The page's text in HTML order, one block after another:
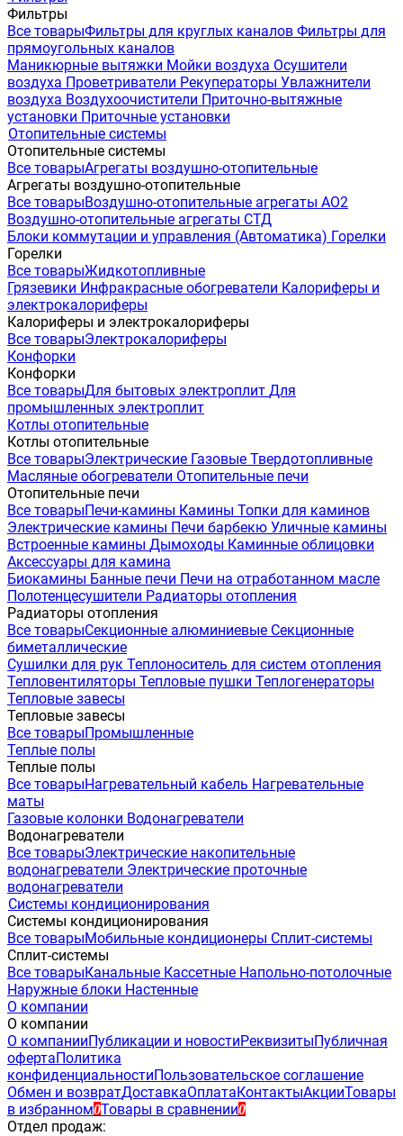
Фильтры
Все товарыФильтры для круглых каналов Фильтры для
прямоугольных каналов
Маникюрные вытяжки Мойки воздуха Осушители
воздуха Проветриватели Рекуператоры Увлажнители
воздуха Воздухоочистители Приточно-вытяжные
установки Приточные установки
Отопительные системы
Отопительные системы
Все товарыАгрегаты воздушно-отопительные
Агрегаты воздушно-отопительные
Все товарыВоздушно-отопительные агрегаты АО2
Воздушно-отопительные агрегаты СТД
Блоки коммутации и управления (Автоматика) Горелки
Горелки
Все товарыЖидкотопливные
Грязевики Инфракрасные обогреватели Калориферы и
электрокалориферы
Калориферы и электрокалориферы
Все товарыЭлектрокалориферы
Конфорки
Конфорки
Все товарыДля бытовых электроплит Для
промышленных электроплит
Котлы отопительные
Котлы отопительные
Все товарыЭлектрические Газовые Твердотопливные
Масляные обогреватели Отопительные печи
Отопительные печи
Все товарыПечи-камины Камины Топки для каминов
Электрические камины Печи барбекю Уличные камины
Встроенные камины Дымоходы Каминные облицовки
Аксессуары для камина
Биокамины Банные печи Печи на отработанном масле
Полотенцесушители Радиаторы отопления
Радиаторы отопления
Все товарыСекционные алюминиевые Секционные
биметаллические
Сушилки для рук Теплоноситель для систем отопления
Тепловентиляторы Тепловые пушки Теплогенераторы
Тепловые завесы
Тепловые завесы
Все товарыПромышленные
Теплые полы
Теплые полы
Все товарыНагревательный кабель Нагревательные
маты
Газовые колонки Водонагреватели
Водонагреватели
Все товарыЭлектрические накопительные
водонагреватели Электрические проточные
водонагреватели
Системы кондиционирования
Системы кондиционирования
Все товарыМобильные кондиционеры Сплит-системы
Сплит-системы
Все товарыКанальные Кассетные Напольно-потолочные
Наружные блоки Настенные
О компании
О компании
О компанииПубликации и новостиРеквизитыПубличная
офертаПолитика
конфиденциальностиПользовательское соглашение
Обмен и возвратДоставкаОплатаКонтактыАкцииТовары
в избранном0Товары в сравнении0
Отдел продаж: